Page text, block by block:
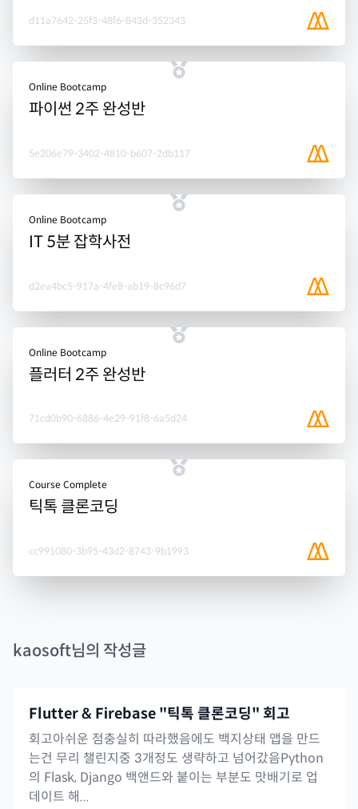
d11a7642-25f3-48f6-843d-352343
Online Bootcamp
파이썬 2주 완성반
5e206e79-3402-4810-b607-2db117
Online Bootcamp
IT 5분 잡학사전
d2ea4bc5-917a-4fe8-ab19-8c96d7
Online Bootcamp
플러터 2주 완성반
71cd0b90-6886-4e29-91f8-6a5d24
Course Complete
틱톡 클론코딩
cc991080-3b95-43d2-8743-9b1993
kaosoft님의 작성글
Flutter & Firebase "틱톡 클론코딩" 회고
회고아쉬운 점충실히 따라했음에도 백지상태 앱을 만드
는건 무리 챌린지중 3개정도 생략하고 넘어갔음Python
의 Flask, Django 백앤드와 붙이는 부분도 맛배기로 업
데이트 해...